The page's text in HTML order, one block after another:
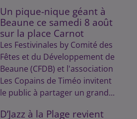
Un pique-nique géant à
Beaune ce samedi 8 août
sur la place Carnot
Les Festivinales by Comité des
Fêtes et du Développement de
Beaune (CFDB) et l'association
Les Copains de Timéo invitent
le public à partager un grand...
D’Jazz à la Plage revient